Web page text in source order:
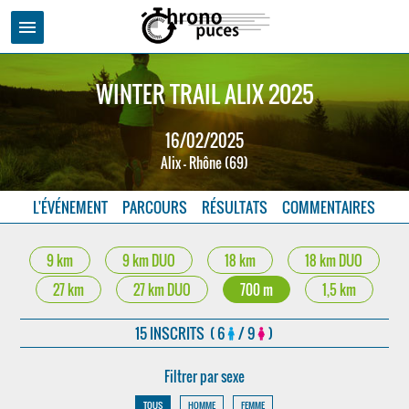
menu
WINTER TRAIL ALIX 2025
16/02/2025
Alix - Rhône (69)
L'ÉVÉNEMENT PARCOURS RÉSULTATS COMMENTAIRES
9 km 9 km DUO 18 km
18 km DUO
27 km
27 km DUO 700 m 1,5 km
15 INSCRITS ( 6 / 9 )
Filtrer par sexe
TOUS HOMME FEMME